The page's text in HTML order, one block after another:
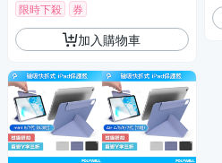
限時下殺 券
加入購物車